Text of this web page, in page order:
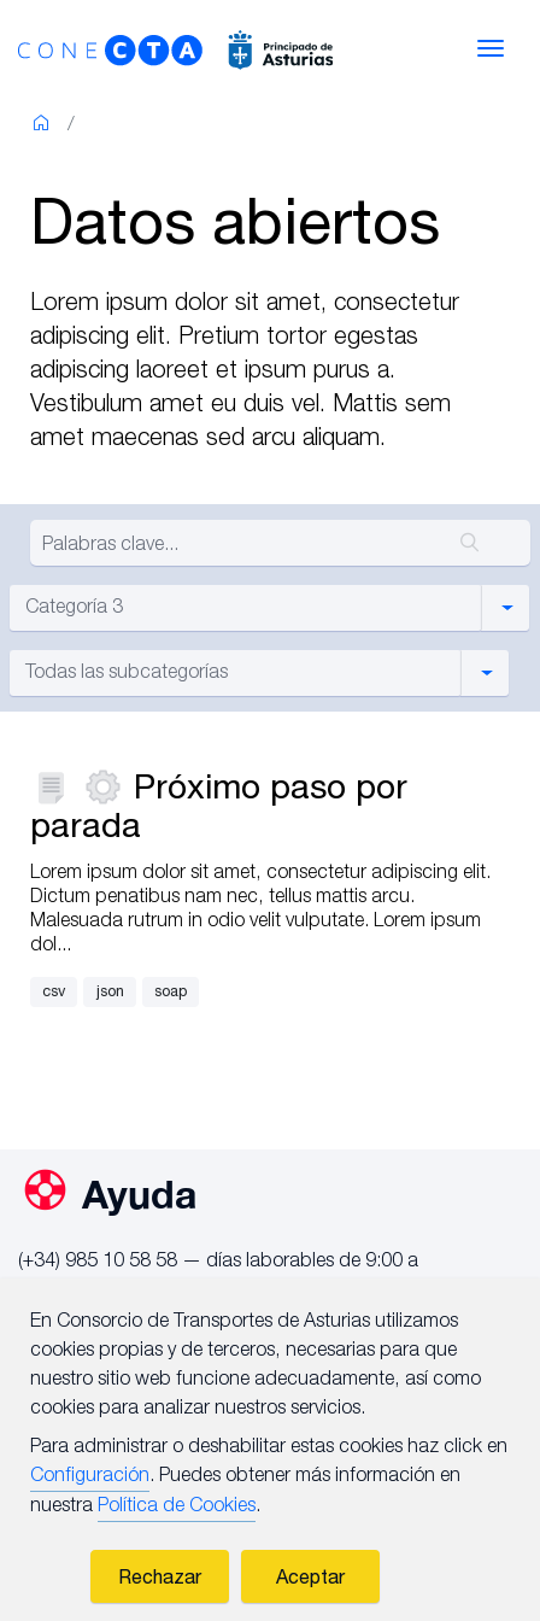
Datos abiertos
Lorem ipsum dolor sit amet, consectetur
adipiscing elit. Pretium tortor egestas
adipiscing laoreet et ipsum purus a.
Vestibulum amet eu duis vel. Mattis sem
amet maecenas sed arcu aliquam.
Categoría 3
Todas las subcategorías
Próximo paso por
parada
Lorem ipsum dolor sit amet, consectetur adipiscing elit.
Dictum penatibus nam nec, tellus mattis arcu.
Malesuada rutrum in odio velit vulputate. Lorem ipsum
dol...
csv json soap
Ayuda
(+34) 985 10 58 58 — días laborables de 9:00 a
Oviedo/Uviéu
info@consorcioasturias.com
Calle Alfonso III El Magno 15 (33001 - Oviedo)
Configuración de cookies
Conforme XHTML 1.0 · CSS 2.1 · WAI AA
En Consorcio de Transportes de Asturias utilizamos
cookies propias y de terceros, necesarias para que
nuestro sitio web funcione adecuadamente, así como
cookies para analizar nuestros servicios.
Para administrar o deshabilitar estas cookies haz click en
Configuración . Puedes obtener más información en
nuestra Política de Cookies.
Rechazar Aceptar